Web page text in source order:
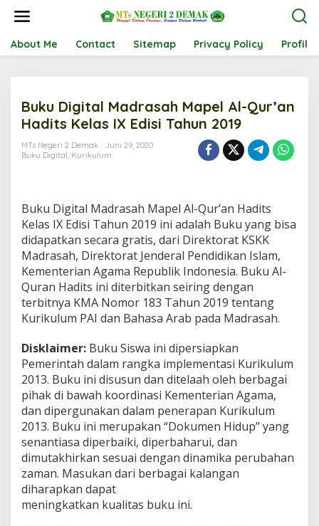
t
About Me Contact Sitemap Privacy Policy Profil
Buku Digital Madrasah Mapel Al-Qur’an
Hadits Kelas IX Edisi Tahun 2019
MTs Negeri 2 Demak
Juni 29, 2020
Buku Digital, Kurikulum
Buku Digital Madrasah Mapel Al-Qur’an Hadits
Kelas IX Edisi Tahun 2019 ini adalah Buku yang bisa
didapatkan secara gratis, dari Direktorat KSKK
Madrasah, Direktorat Jenderal Pendidikan Islam,
Kementerian Agama Republik Indonesia. Buku Al-
Quran Hadits ini diterbitkan seiring dengan
terbitnya KMA Nomor 183 Tahun 2019 tentang
Kurikulum PAI dan Bahasa Arab pada Madrasah.
Disklaimer: Buku Siswa ini dipersiapkan
Pemerintah dalam rangka implementasi Kurikulum
2013. Buku ini disusun dan ditelaah oleh berbagai
pihak di bawah koordinasi Kementerian Agama,
dan dipergunakan dalam penerapan Kurikulum
2013. Buku ini merupakan “Dokumen Hidup” yang
senantiasa diperbaiki, diperbaharui, dan
dimutakhirkan sesuai dengan dinamika perubahan
zaman. Masukan dari berbagai kalangan
diharapkan dapat
meningkatkan kualitas buku ini.